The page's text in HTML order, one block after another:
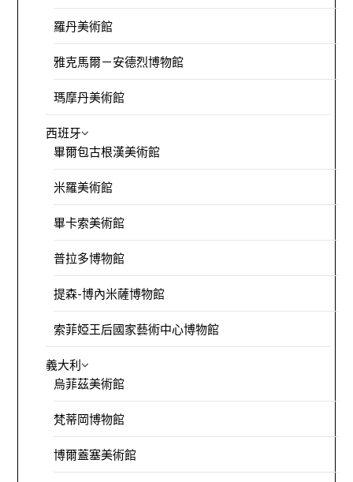
羅丹美術館
雅克馬爾－安德烈博物館
瑪摩丹美術館
西班牙
畢爾包古根漢美術館
米羅美術館
畢卡索美術館
普拉多博物館
提森-博內米薩博物館
索菲婭王后國家藝術中心博物館
義大利
烏菲茲美術館
梵蒂岡博物館
博爾蓋塞美術館